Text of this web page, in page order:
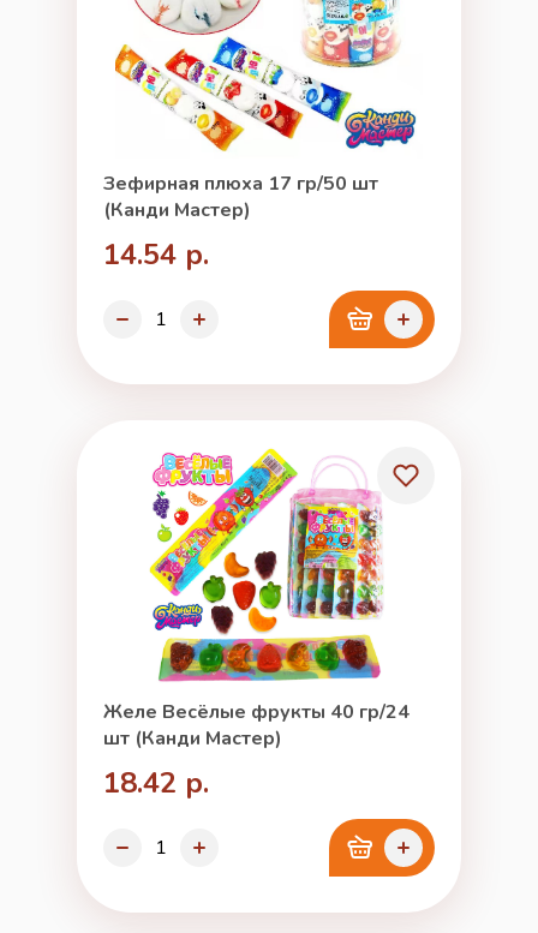
Зефирная плюха 17 гр/50 шт
(Канди Мастер)
14.54 р.
Желе Весёлые фрукты 40 гр/24
шт (Канди Мастер)
18.42 р.